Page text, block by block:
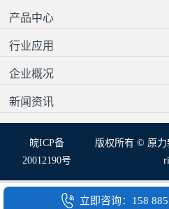
产品中心
行业应用
企业概况
新闻资讯
皖ICP备
20012190号
版权所有 © 原
立即咨询：158